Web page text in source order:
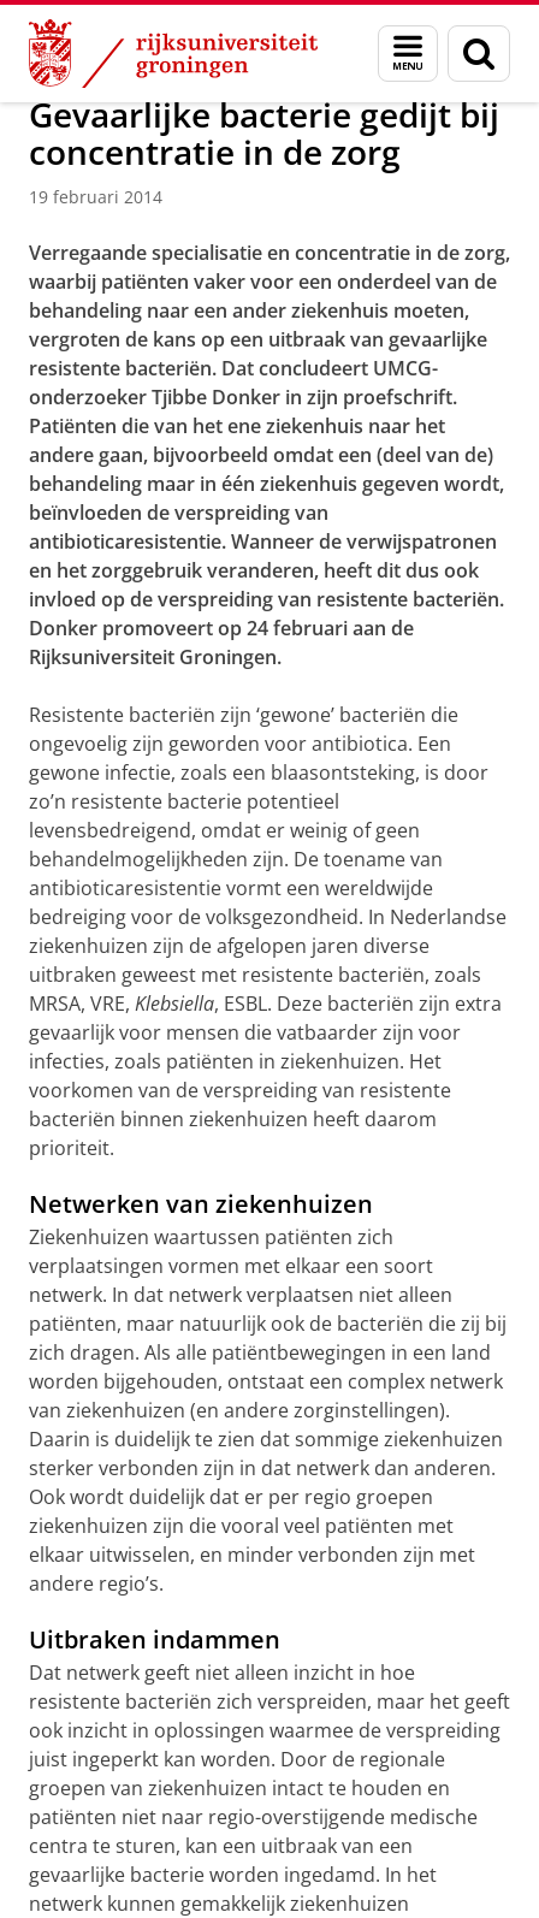
Skip
Content
Skip
Navigation
Menu
en
zoeken
Over ons Actueel Nieuws Nieuwsberichten
Gevaarlijke bacterie gedijt bij
concentratie in de zorg
19 februari 2014
Verregaande specialisatie en concentratie in de zorg,
waarbij patiënten vaker voor een onderdeel van de
behandeling naar een ander ziekenhuis moeten,
vergroten de kans op een uitbraak van gevaarlijke
resistente bacteriën. Dat concludeert UMCG-
onderzoeker Tjibbe Donker in zijn proefschrift.
Patiënten die van het ene ziekenhuis naar het
andere gaan, bijvoorbeeld omdat een (deel van de)
behandeling maar in één ziekenhuis gegeven wordt,
beïnvloeden de verspreiding van
antibioticaresistentie. Wanneer de verwijspatronen
en het zorggebruik veranderen, heeft dit dus ook
invloed op de verspreiding van resistente bacteriën.
Donker promoveert op 24 februari aan de
Rijksuniversiteit Groningen.
Resistente bacteriën zijn ‘gewone’ bacteriën die
ongevoelig zijn geworden voor antibiotica. Een
gewone infectie, zoals een blaasontsteking, is door
zo’n resistente bacterie potentieel
levensbedreigend, omdat er weinig of geen
behandelmogelijkheden zijn. De toename van
antibioticaresistentie vormt een wereldwijde
bedreiging voor de volksgezondheid. In Nederlandse
ziekenhuizen zijn de afgelopen jaren diverse
uitbraken geweest met resistente bacteriën, zoals
MRSA, VRE, Klebsiella, ESBL. Deze bacteriën zijn extra
gevaarlijk voor mensen die vatbaarder zijn voor
infecties, zoals patiënten in ziekenhuizen. Het
voorkomen van de verspreiding van resistente
bacteriën binnen ziekenhuizen heeft daarom
prioriteit.
Netwerken van ziekenhuizen
Ziekenhuizen waartussen patiënten zich
verplaatsingen vormen met elkaar een soort
netwerk. In dat netwerk verplaatsen niet alleen
patiënten, maar natuurlijk ook de bacteriën die zij bij
zich dragen. Als alle patiëntbewegingen in een land
worden bijgehouden, ontstaat een complex netwerk
van ziekenhuizen (en andere zorginstellingen).
Daarin is duidelijk te zien dat sommige ziekenhuizen
sterker verbonden zijn in dat netwerk dan anderen.
Ook wordt duidelijk dat er per regio groepen
ziekenhuizen zijn die vooral veel patiënten met
elkaar uitwisselen, en minder verbonden zijn met
andere regio’s.
Uitbraken indammen
Dat netwerk geeft niet alleen inzicht in hoe
resistente bacteriën zich verspreiden, maar het geeft
ook inzicht in oplossingen waarmee de verspreiding
juist ingeperkt kan worden. Door de regionale
groepen van ziekenhuizen intact te houden en
patiënten niet naar regio-overstijgende medische
centra te sturen, kan een uitbraak van een
gevaarlijke bacterie worden ingedamd. In het
netwerk kunnen gemakkelijk ziekenhuizen